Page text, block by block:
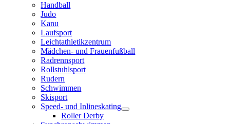
Handball
Judo
Kanu
Laufsport
Leichtathletikzentrum
Mädchen- und Frauenfußball
Radrennsport
Rollstuhlsport
Rudern
Schwimmen
Skisport
Speed- und Inlineskating
Roller Derby